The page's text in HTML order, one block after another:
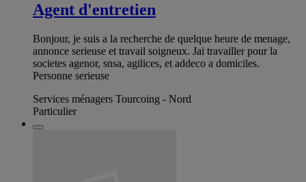
Agent d'entretien
Bonjour, je suis a la recherche de quelque heure de menage,
annonce serieuse et travail soigneux. Jai travailler pour la
societes agenor, snsa, agilices, et addeco a domiciles.
Personne serieuse
Services ménagers Tourcoing - Nord
Particulier